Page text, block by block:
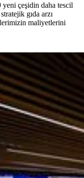
çeşidin daha tescil
gıda arzı
maliyetlerini